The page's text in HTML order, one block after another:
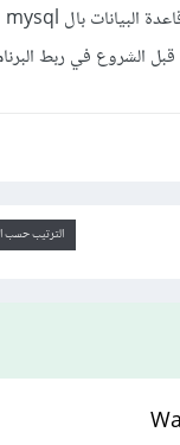
الشروع في ربط
الترتيب حسب